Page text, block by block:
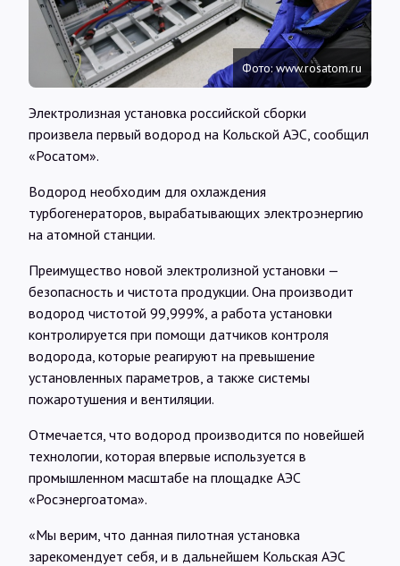
Карты
О нас
@Infotek_Russia
Фото: www.rosatom.ru
Электролизная установка российской сборки
произвела первый водород на Кольской АЭС, сообщил
«Росатом».
Водород необходим для охлаждения
турбогенераторов, вырабатывающих электроэнергию
на атомной станции.
Преимущество новой электролизной установки —
безопасность и чистота продукции. Она производит
водород чистотой 99,999%, а работа установки
контролируется при помощи датчиков контроля
водорода, которые реагируют на превышение
установленных параметров, а также системы
пожаротушения и вентиляции.
Отмечается, что водород производится по новейшей
технологии, которая впервые используется в
промышленном масштабе на площадке АЭС
«Росэнергоатома».
«Мы верим, что данная пилотная установка
зарекомендует себя, и в дальнейшем Кольская АЭС